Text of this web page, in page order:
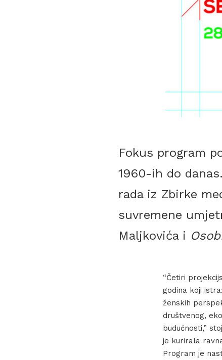
Fokus program
1960-ih do
rada iz Zbirke
suvremene
Maljkovića i
“Četiri
godina koji
ženskih
društvenog,
budućnosti,”
je kurirala
Program je